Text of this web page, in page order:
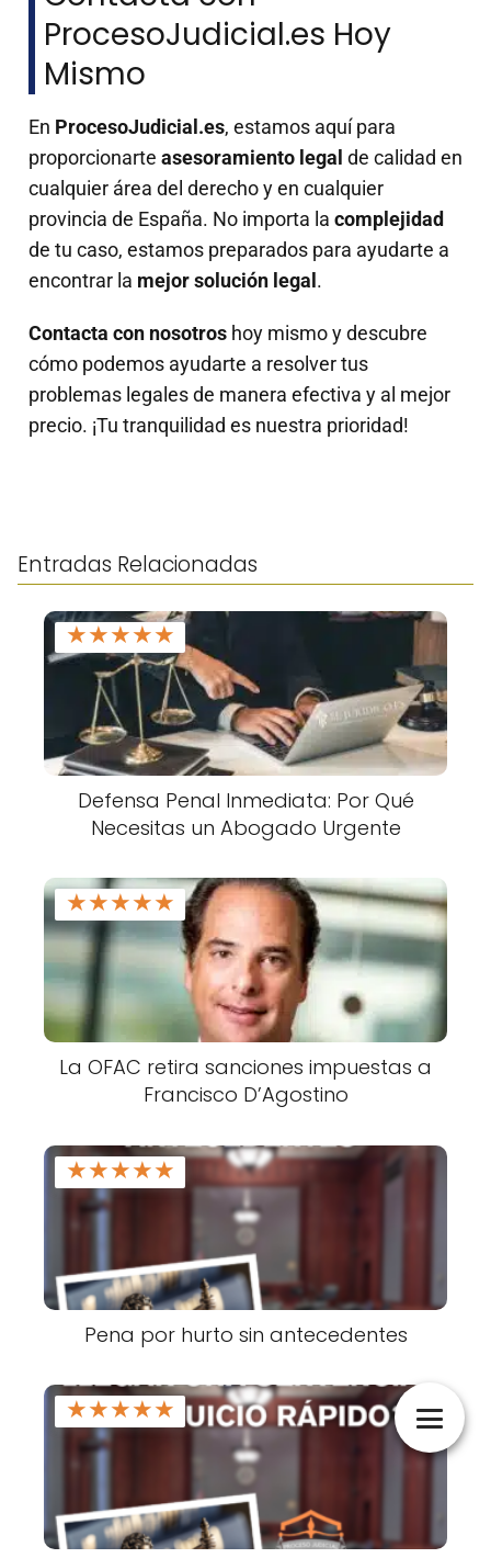
ProcesoJudicial.es Hoy
Mismo
En ProcesoJudicial.es, estamos aquí para
proporcionarte asesoramiento legal de calidad en
cualquier área del derecho y en cualquier
provincia de España. No importa la complejidad
de tu caso, estamos preparados para ayudarte a
encontrar la mejor solución legal .
Contacta con nosotros hoy mismo y descubre
cómo podemos ayudarte a resolver tus
problemas legales de manera efectiva y al mejor
precio. ¡Tu tranquilidad es nuestra prioridad!
Entradas Relacionadas
★★★★★
Defensa Penal Inmediata: Por Qué
Necesitas un Abogado Urgente
★★★★★
La OFAC retira sanciones impuestas a
Francisco D’Agostino
★★★★★
Pena por hurto sin antecedentes
★★★★★